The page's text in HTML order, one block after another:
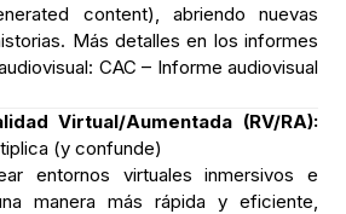
content), abriendo nuevas
Más detalles en los informes
CAC – Informe audiovisual
Virtual/Aumentada (RV/RA):
(y confunde)
entornos virtuales inmersivos e
manera más rápida y eficiente,